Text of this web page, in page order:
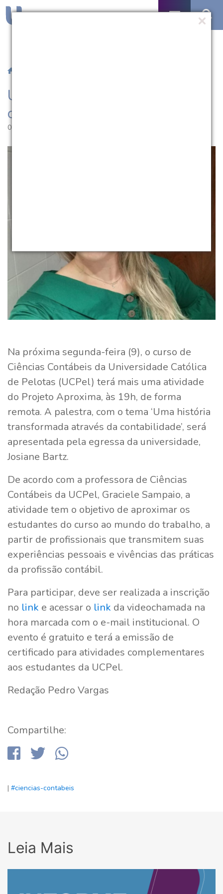
UCPel promove palestra sobre
contabilidade
06.09.2024 | 17:34
Na próxima segunda-feira (9), o curso de
Ciências Contábeis da Universidade Católica
de Pelotas (UCPel) terá mais uma atividade
do Projeto Aproxima, às 19h, de forma
remota. A palestra, com o tema ‘Uma história
transformada através da contabilidade’, será
apresentada pela egressa da universidade,
Josiane Bartz.
De acordo com a professora de Ciências
Contábeis da UCPel, Graciele Sampaio, a
atividade tem o objetivo de aproximar os
estudantes do curso ao mundo do trabalho, a
partir de profissionais que transmitem suas
experiências pessoais e vivências das práticas
da profissão contábil.
Para participar, deve ser realizada a inscrição
no link e acessar o link da videochamada na
hora marcada com o e-mail institucional. O
evento é gratuito e terá a emissão de
certificado para atividades complementares
aos estudantes da UCPel.
Redação Pedro Vargas
Compartilhe:
| #ciencias-contabeis
Leia Mais